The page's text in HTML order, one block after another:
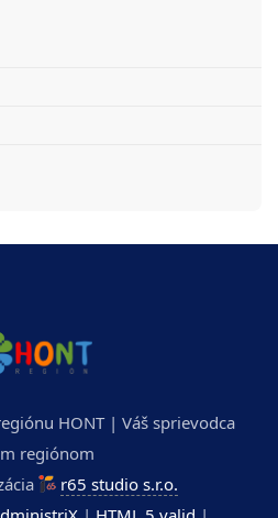
HONT | Váš sprievodca
regiónom
r65 studio s.r.o.